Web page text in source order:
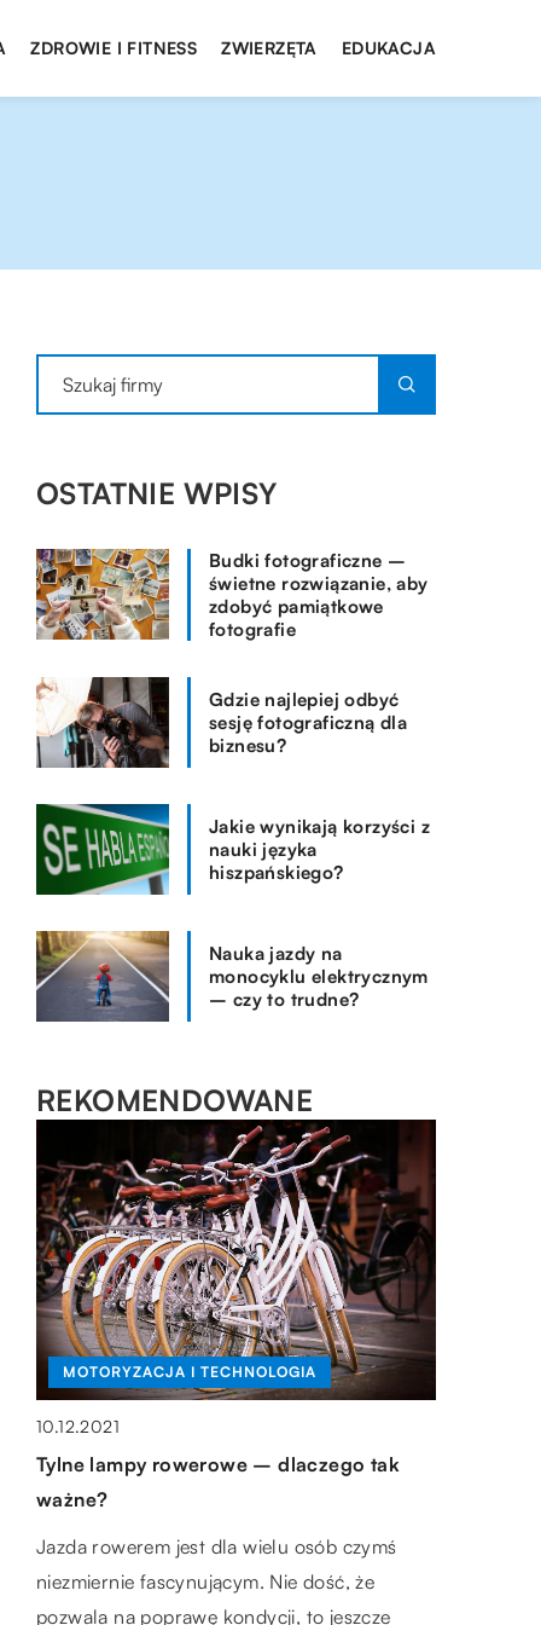
ZDROWIE I FITNESS ZWIERZĘTA EDUKACJA
OSTATNIE WPISY
Budki fotograficzne –
świetne rozwiązanie, aby
zdobyć pamiątkowe
fotografie
Gdzie najlepiej odbyć
sesję fotograficzną dla
biznesu?
Jakie wynikają korzyści z
nauki języka
hiszpańskiego?
Nauka jazdy na
monocyklu elektrycznym
– czy to trudne?
REKOMENDOWANE
WSZYSTKO WOKÓŁ DOMU
03.08.2018
Funkcjonalne oświetlenie łazienkowe –
czyli jakie?
Niezależnie od tego czy mieszkamy w
ogromnym domu, czy w maleńkim
mieszkanku, ważne jest dobrze rozplanowane
MOTORYZACJA I TECHNOLOGIA
10.12.2021
Tylne lampy rowerowe – dlaczego tak
ważne?
Jazda rowerem jest dla wielu osób czymś
niezmiernie fascynującym. Nie dość, że
pozwala na poprawę kondycji, to jeszcze
WSZYSTKO WOKÓŁ DOMU
Od czego zacząć hodowanie roślin?
Uprawę roślin należy zacząć od gruntownego
przygotowania merytorycznego. Przed
dokonaniem pierwszych inwestycji
przygotowuje się wstępny plan, w którym